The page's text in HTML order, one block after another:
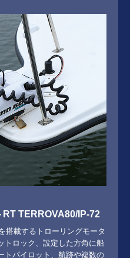
RT TERROVA80/IP-72
搭載するトローリングモータ
トロック、設定した方角に船
トパイロット、航跡や複数の